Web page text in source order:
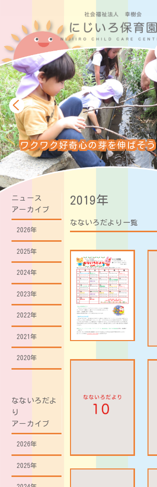
ワクワク好奇心の芽を伸ばそう
2019年
なないろだより一覧
ニュース
アーカイブ
2026年
2025年
2024年
2023年
2022年
2021年
2020年
なないろだよ
り
アーカイブ
2026年
2025年